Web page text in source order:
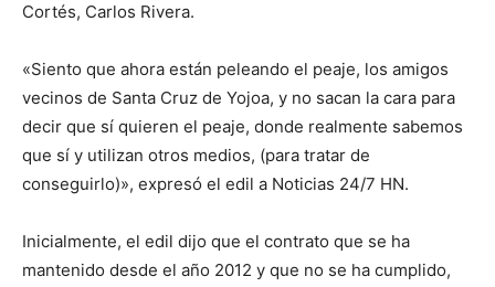
Cortés, Carlos Rivera.
«Siento que ahora están peleando el peaje, los amigos
vecinos de Santa Cruz de Yojoa, y no sacan la cara para
decir que sí quieren el peaje, donde realmente sabemos
que sí y utilizan otros medios, (para tratar de
conseguirlo)», expresó el edil a Noticias 24/7 HN.
Inicialmente, el edil dijo que el contrato que se ha
mantenido desde el año 2012 y que no se ha cumplido,